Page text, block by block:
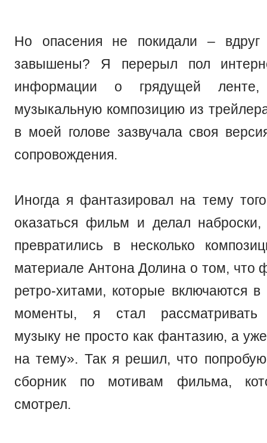
Но опасения не покидали –
завышены? Я перерыл пол
информации о грядущей
музыкальную композицию из
в моей голове зазвучала своя
сопровождения.
Иногда я фантазировал на тему
оказаться фильм и делал наброски,
превратились в несколько
материале Антона Долина о том, что
ретро-хитами, которые включаются
моменты, я стал рассматривать
музыку не просто как фантазию, а
на тему». Так я решил, что
сборник по мотивам фильма,
смотрел.